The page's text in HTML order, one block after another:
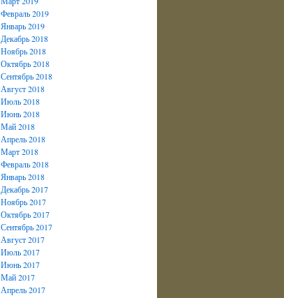
Февраль 2019
Январь 2019
Декабрь 2018
Ноябрь 2018
Октябрь 2018
Сентябрь 2018
Август 2018
Июль 2018
Июнь 2018
Май 2018
Апрель 2018
Март 2018
Февраль 2018
Январь 2018
Декабрь 2017
Ноябрь 2017
Октябрь 2017
Сентябрь 2017
Август 2017
Июль 2017
Июнь 2017
Май 2017
Апрель 2017